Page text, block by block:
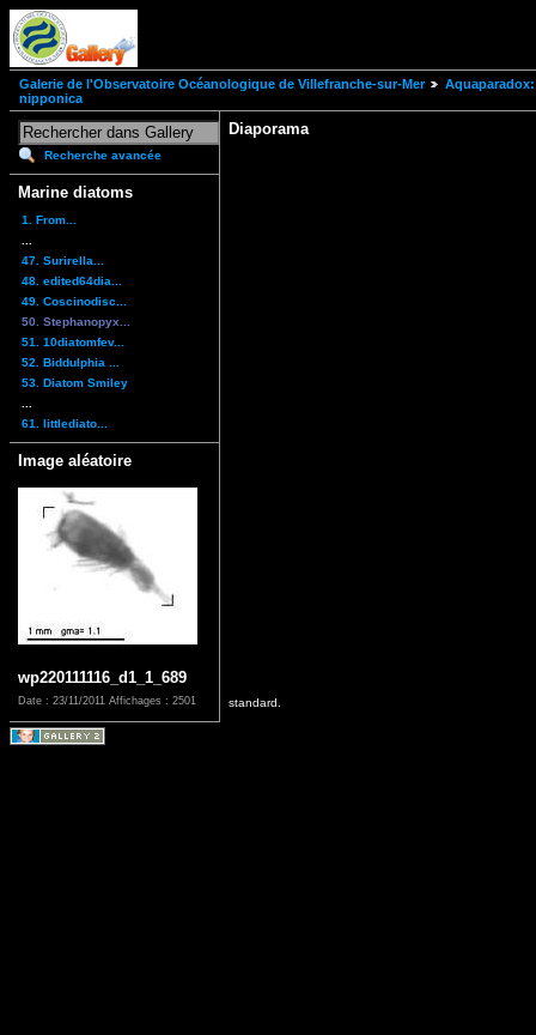
Galerie de l'Observatoire Océanologique de Villefranche-sur-Mer
nipponica
Recherche avancée
Marine diatoms
1. From...
47. Surirella...
48. edited64dia...
49. Coscinodisc...
50. Stephanopyx...
51. 10diatomfev...
52. Biddulphia ...
53. Diatom Smiley
61. littlediato...
Image aléatoire
wp220111116_d1_1_689
Date : 23/11/2011 Affichages : 2501
Diaporama
standard.